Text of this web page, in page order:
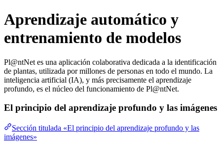
Aprendizaje automático y
entrenamiento de modelos
Pl@ntNet es una aplicación colaborativa dedicada a la identificación
de plantas, utilizada por millones de personas en todo el mundo. La
inteligencia artificial (IA), y más precisamente el aprendizaje
profundo, es el núcleo del funcionamiento de Pl@ntNet.
El principio del aprendizaje profundo y las imágenes
Sección titulada «El principio del aprendizaje profundo y las
imágenes»